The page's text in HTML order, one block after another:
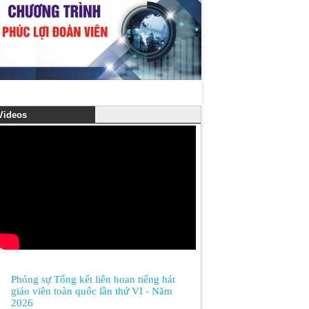
Phóng sự Tổng kết liên hoan tiếng hát
giáo viên toàn quốc lần thứ VI - Năm
2026